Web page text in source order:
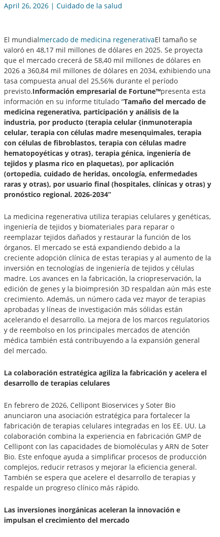
April 26, 2026 | Cuidado de la salud
El mundialmercado de medicina regenerativaEl tamaño se
valoró en 48,17 mil millones de dólares en 2025. Se proyecta
que el mercado crecerá de 58,40 mil millones de dólares en
2026 a 360,84 mil millones de dólares en 2034, exhibiendo una
tasa compuesta anual del 25,56% durante el período
previsto.Información empresarial de Fortune™presenta esta
información en su informe titulado “Tamaño del mercado de
medicina regenerativa, participación y análisis de la
industria, por producto (terapia celular {inmunoterapia
celular, terapia con células madre mesenquimales, terapia
con células de fibroblastos, terapia con células madre
hematopoyéticas y otras}, terapia génica, ingeniería de
tejidos y plasma rico en plaquetas), por aplicación
(ortopedia, cuidado de heridas, oncología, enfermedades
raras y otras), por usuario final (hospitales, clínicas y otras) y
pronóstico regional. 2026-2034”
La medicina regenerativa utiliza terapias celulares y genéticas,
ingeniería de tejidos y biomateriales para reparar o
reemplazar tejidos dañados y restaurar la función de los
órganos. El mercado se está expandiendo debido a la
creciente adopción clínica de estas terapias y al aumento de la
inversión en tecnologías de ingeniería de tejidos y células
madre. Los avances en la fabricación, la criopreservación, la
edición de genes y la bioimpresión 3D respaldan aún más este
crecimiento. Además, un número cada vez mayor de terapias
aprobadas y líneas de investigación más sólidas están
acelerando el desarrollo. La mejora de los marcos regulatorios
y de reembolso en los principales mercados de atención
médica también está contribuyendo a la expansión general
del mercado.
La colaboración estratégica agiliza la fabricación y acelera el
desarrollo de terapias celulares
En febrero de 2026, Cellipont Bioservices y Soter Bio
anunciaron una asociación estratégica para fortalecer la
fabricación de terapias celulares integradas en los EE. UU. La
colaboración combina la experiencia en fabricación GMP de
Cellipont con las capacidades de biomoléculas y ARN de Soter
Bio. Este enfoque ayuda a simplificar procesos de producción
complejos, reducir retrasos y mejorar la eficiencia general.
También se espera que acelere el desarrollo de terapias y
respalde un progreso clínico más rápido.
Las inversiones inorgánicas aceleran la innovación e
impulsan el crecimiento del mercado